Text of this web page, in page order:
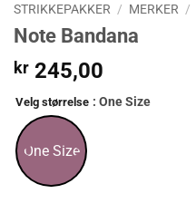
STRIKKEPAKKER / MERKER /
Note Bandana
kr 245,00
Velg størrelse : One Size
One Size